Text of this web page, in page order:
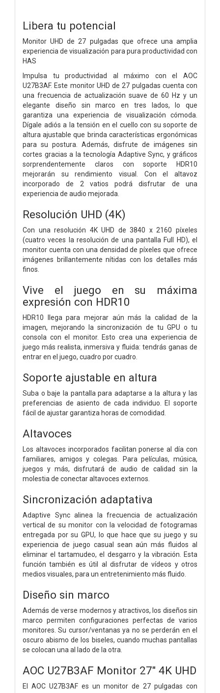
Libera tu potencial
Monitor UHD de 27 pulgadas que ofrece una amplia
experiencia de visualización para pura productividad con
HAS
Impulsa tu productividad al máximo con el AOC
U27B3AF. Este monitor UHD de 27 pulgadas cuenta con
una frecuencia de actualización suave de 60 Hz y un
elegante diseño sin marco en tres lados, lo que
garantiza una experiencia de visualización cómoda.
Dígale adiós a la tensión en el cuello con su soporte de
altura ajustable que brinda características ergonómicas
para su postura. Además, disfrute de imágenes sin
cortes gracias a la tecnología Adaptive Sync, y gráficos
sorprendentemente claros con soporte HDR10
mejorarán su rendimiento visual. Con el altavoz
incorporado de 2 vatios podrá disfrutar de una
experiencia de audio mejorada.
Resolución UHD (4K)
Con una resolución 4K UHD de 3840 x 2160 píxeles
(cuatro veces la resolución de una pantalla Full HD), el
monitor cuenta con una densidad de píxeles que ofrece
imágenes brillantemente nítidas con los detalles más
finos.
Vive el juego en su máxima
expresión con HDR10
HDR10 llega para mejorar aún más la calidad de la
imagen, mejorando la sincronización de tu GPU o tu
consola con el monitor. Esto crea una experiencia de
juego más realista, inmersiva y fluida: tendrás ganas de
entrar en el juego, cuadro por cuadro.
Soporte ajustable en altura
Suba o baje la pantalla para adaptarse a la altura y las
preferencias de asiento de cada individuo. El soporte
fácil de ajustar garantiza horas de comodidad.
Altavoces
Los altavoces incorporados facilitan ponerse al día con
familiares, amigos y colegas. Para películas, música,
juegos y más, disfrutará de audio de calidad sin la
molestia de conectar altavoces externos.
Sincronización adaptativa
Adaptive Sync alinea la frecuencia de actualización
vertical de su monitor con la velocidad de fotogramas
entregada por su GPU, lo que hace que su juego y su
experiencia de juego casual sean aún más fluidos al
eliminar el tartamudeo, el desgarro y la vibración. Esta
función también es útil al disfrutar de vídeos y otros
medios visuales, para un entretenimiento más fluido.
Diseño sin marco
Además de verse modernos y atractivos, los diseños sin
marco permiten configuraciones perfectas de varios
monitores. Su cursor/ventanas ya no se perderán en el
oscuro abismo de los biseles, cuando muchas pantallas
se colocan una al lado de la otra.
AOC U27B3AF Monitor 27" 4K UHD
El AOC U27B3AF es un monitor de 27 pulgadas con